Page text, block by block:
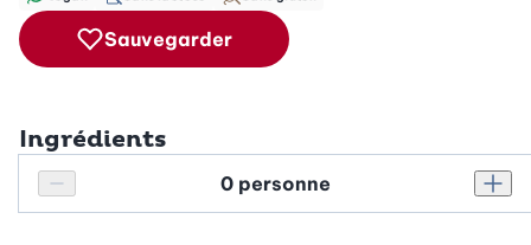
Sauvegarder
Ingrédients
Réduire le nombre de personnes
Personnes